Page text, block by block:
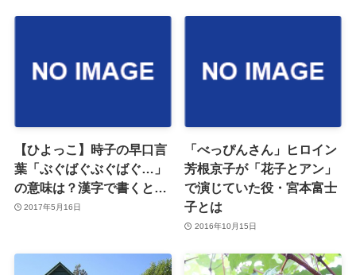
【ひよっこ】時子の早口言
葉「ぶぐばぐぶぐばぐ…」
の意味は？漢字で書くと…
2017年5月16日
「べっぴんさん」ヒロイン
芳根京子が「花子とアン」
で演じていた役・宮本富士
子とは
2016年10月15日